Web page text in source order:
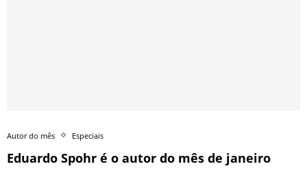
Autor do mês Especiais
Eduardo Spohr é o autor do mês de janeiro